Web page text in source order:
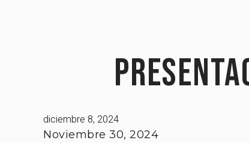
diciembre 8, 2024
Noviembre 30, 2024